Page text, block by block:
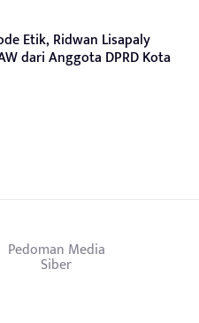
Etik, Ridwan Lisapaly
dari Anggota DPRD Kota
Pedoman Media
Siber